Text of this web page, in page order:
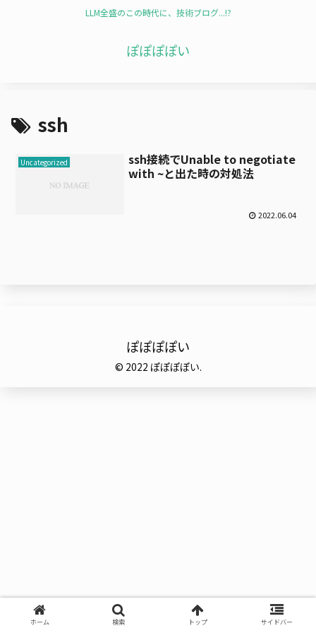
LLM全盛のこの時代に、技術ブログ...!?
ぽぽぽぽい
ssh
Uncategorized
ssh接続でUnable to negotiate
with ~と出た時の対処法
2022.06.04
ぽぽぽぽい
© 2022 ぽぽぽぽい.
ホーム 検索 トップ サイドバー